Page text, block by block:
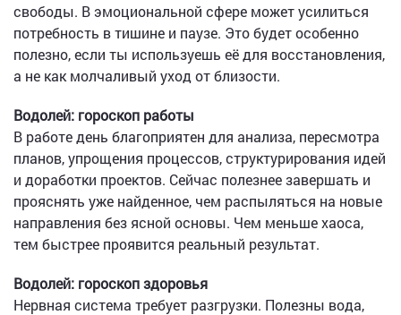
свободы. В эмоциональной сфере может усилиться
потребность в тишине и паузе. Это будет особенно
полезно, если ты используешь её для восстановления,
а не как молчаливый уход от близости.
Водолей: гороскоп работы
В работе день благоприятен для анализа, пересмотра
планов, упрощения процессов, структурирования идей
и доработки проектов. Сейчас полезнее завершать и
прояснять уже найденное, чем распыляться на новые
направления без ясной основы. Чем меньше хаоса,
тем быстрее проявится реальный результат.
Водолей: гороскоп здоровья
Нервная система требует разгрузки. Полезны вода,